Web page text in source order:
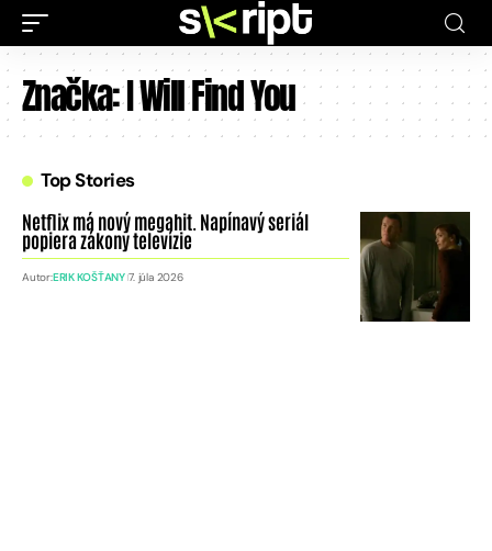
Značka:I Will Find You
Top Stories
Netflix má nový megahit. Napínavý seriál
popiera zákony televízie
Autor:ERIK KOŠŤANY 7. júla 2026